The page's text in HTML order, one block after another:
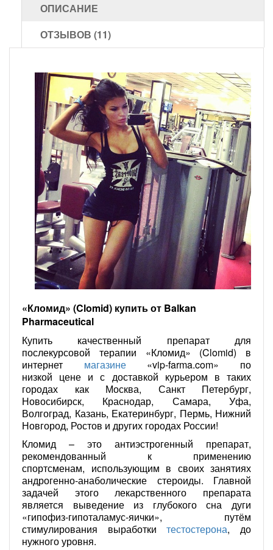
ОПИСАНИЕ
ОТЗЫВОВ (11)
«Кломид» (Clomid) купить от Balkan
Pharmaceutical
Купить качественный препарат для
послекурсовой терапии «Кломид» (Clomid) в
интернет магазине«vip-farma.com» по
низкой цене и с доставкой курьером в таких
городах как Москва, Санкт Петербург,
Новосибирск, Краснодар, Самара, Уфа,
Волгоград, Казань, Екатеринбург, Пермь, Нижний
Новгород, Ростов и других городах России!
Кломид – это антиэстрогенный препарат,
рекомендованный к применению
спортсменам, использующим в своих занятиях
андрогенно-анаболические стероиды. Главной
задачей этого лекарственного препарата
является выведение из глубокого сна дуги
«гипофиз-гипоталамус-яички», путём
стимулирования выработкитестостерона, до
нужного уровня.